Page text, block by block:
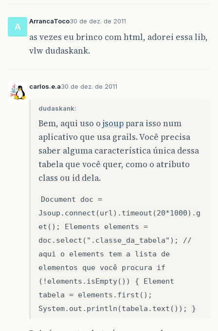
A
ArrancaToco30 de dez. de 2011
as vezes eu brinco com html, adorei essa lib,
vlw dudaskank.
carlos.e.a30 de dez. de 2011
dudaskank:
Bem, aqui uso o jsoup para isso num
aplicativo que usa grails. Você precisa
saber alguma característica única dessa
tabela que você quer, como o atributo
class ou id dela.
Document doc =
Jsoup.connect(url).timeout(20*1000).g
et(); Elements elements =
doc.select(".classe_da_tabela"); //
aqui o elements tem a lista de
elementos que você procura if
(!elements.isEmpty()) { Element
tabela = elements.first();
System.out.println(tabela.text()); }